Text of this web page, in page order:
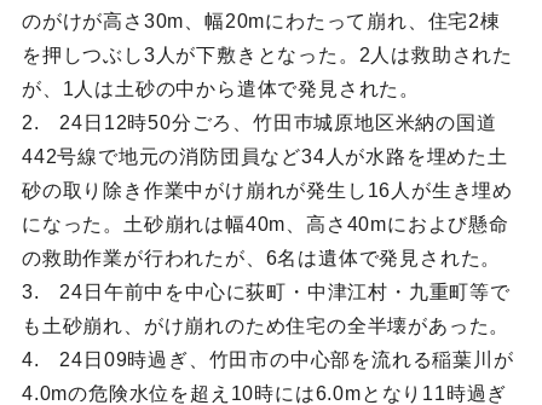
のがけが高さ30m、幅20mにわたって崩れ、住宅2棟
を押しつぶし3人が下敷きとなった。2人は救助された
が、1人は土砂の中から遣体で発見された。
2. 24日12時50分ごろ、竹田巿城原地区米納の国道
442号線で地元の消防団員など34人が水路を埋めた土
砂の取り除き作業中がけ崩れが発生し16人が生き埋め
になった。土砂崩れは幅40m、高さ40mにおよび懸命
の救助作業が行われたが、6名は遺体で発見された。
3. 24日午前中を中心に荻町・中津江村・九重町等で
も土砂崩れ、がけ崩れのため住宅の全半壊があった。
4. 24日09時過ぎ、竹田市の中心部を流れる稲葉川が
4.0mの危険水位を超え10時には6.0mとなり11時過ぎ